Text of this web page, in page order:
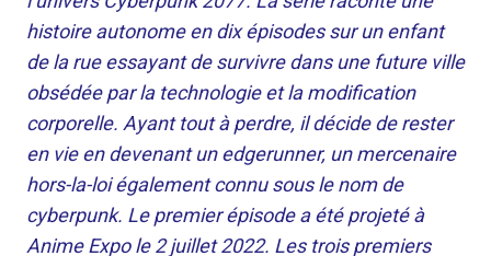
histoire autonome en dix épisodes sur un enfant
de la rue essayant de survivre dans une future ville
obsédée par la technologie et la modification
corporelle. Ayant tout à perdre, il décide de rester
en vie en devenant un edgerunner, un mercenaire
hors-la-loi également connu sous le nom de
cyberpunk. Le premier épisode a été projeté à
Anime Expo le 2 juillet 2022. Les trois premiers